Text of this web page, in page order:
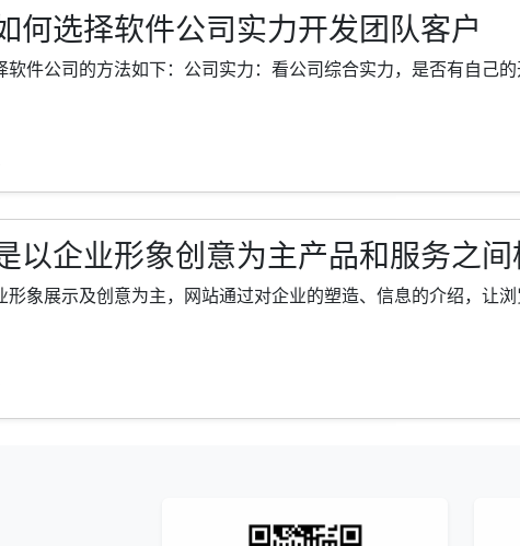
何选择软件公司实力开发团队客户
软件公司的方法如下：公司实力：看公司综合实力，是否有自己
以企业形象创意为主产品和服务之
形象展示及创意为主，网站通过对企业的塑造、信息的介绍，让